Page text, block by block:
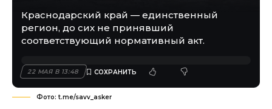
Краснодарский край — единственный
регион, до сих не принявший
соответствующий нормативный акт.
22 МАЯ В 13:48
Фото: t.me/savv_asker